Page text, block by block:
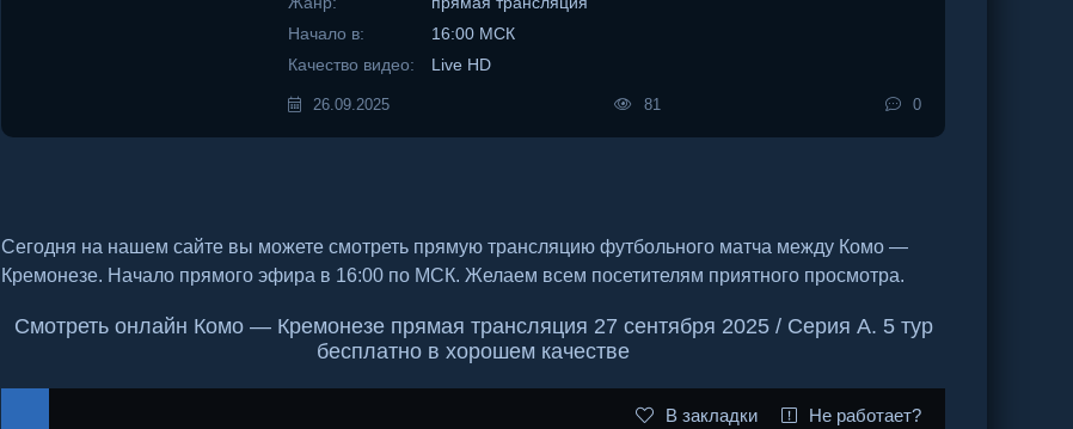
Начало в:
16:00 МСК
Качество видео:
Live HD
26.09.2025 81 0
Сегодня на нашем сайте вы можете смотреть прямую трансляцию футбольного матча между Комо —
Кремонезе. Начало прямого эфира в 16:00 по МСК. Желаем всем посетителям приятного просмотра.
Смотреть онлайн Комо — Кремонезе прямая трансляция 27 сентября 2025 / Серия А. 5 тур
бесплатно в хорошем качестве
В закладки Не работает?